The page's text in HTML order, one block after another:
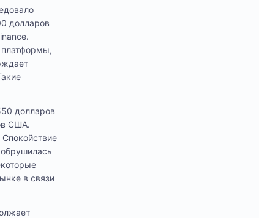
долларов
платформы,
долларов
США.
в связи